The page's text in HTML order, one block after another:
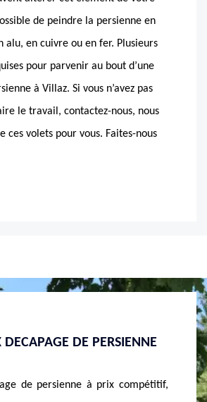
de peindre la persienne en
alu, en cuivre ou en fer. Plusieurs
pour parvenir au bout d’une
à Villaz. Si vous n’avez pas
le travail, contactez-nous, nous
ces volets pour vous. Faites-nous
ÉQUIPE DE RÉPARATEUR
VILLAZ
vantaux, une persienne se
DE